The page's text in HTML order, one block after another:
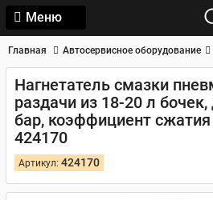
Меню
Главная Автосервисное оборудование
Нагнетатель смазки
раздачи из 18-20 л
бар, коэффициент сжатия
424170
Артикул: 424170